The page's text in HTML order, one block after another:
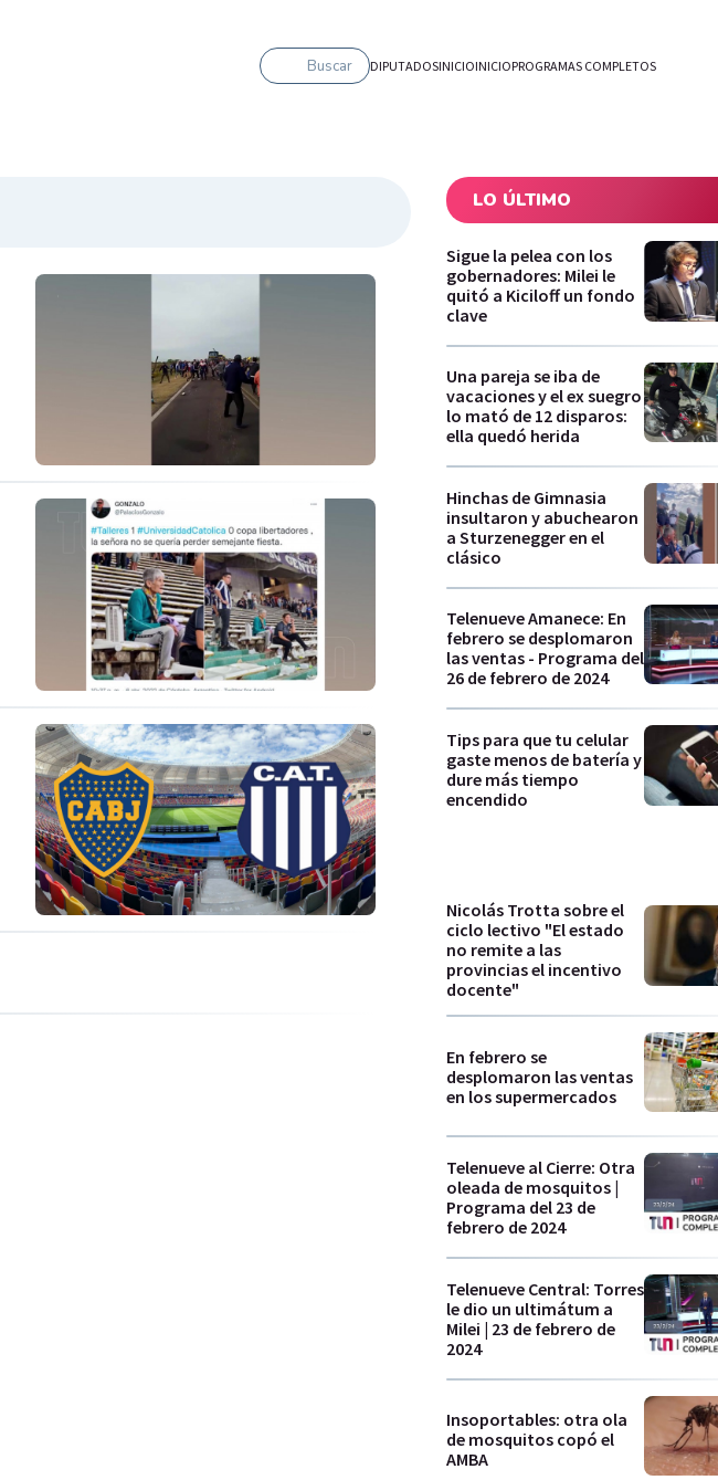
Buscar DIPUTADOSINICIOINICIOPROGRAMAS COMPLETOS
LO ÚLTIMO
Sigue la pelea con los
gobernadores: Milei le
quitó a Kiciloff un fondo
clave
Una pareja se iba de
vacaciones y el ex suegro
lo mató de 12 disparos:
ella quedó herida
Hinchas de Gimnasia
insultaron y abuchearon
a Sturzenegger en el
clásico
Telenueve Amanece: En
febrero se desplomaron
las ventas - Programa del
26 de febrero de 2024
Tips para que tu celular
gaste menos de batería y
dure más tiempo
encendido
Nicolás Trotta sobre el
ciclo lectivo "El estado
no remite a las
provincias el incentivo
docente"
En febrero se
desplomaron las ventas
en los supermercados
Telenueve al Cierre: Otra
oleada de mosquitos |
Programa del 23 de
febrero de 2024
Telenueve Central: Torres
le dio un ultimátum a
Milei | 23 de febrero de
2024
Insoportables: otra ola
de mosquitos copó el
AMBA